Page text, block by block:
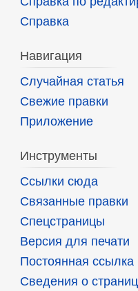
Справка
Навигация
Случайная статья
Свежие правки
Приложение
Инструменты
Ссылки сюда
Связанные правки
Спецстраницы
Версия для печати
Постоянная ссылка
Сведения о